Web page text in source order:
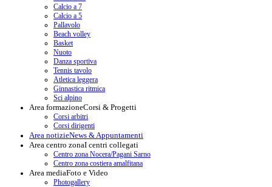
Calcio a 7
Calcio a 5
Pallavolo
Beach volley
Basket
Nuoto
Danza sportiva
Tennis tavolo
Atletica leggera
Ginnastica ritmica
Sci alpino
Area formazioneCorsi & Progetti
Corsi arbitri
Corsi dirigenti
Area notizieNews & Appuntamenti
Area centro zonaI centri collegati
Centro zona Nocera/Pagani Sarno
Centro zona costiera amalfitana
Area mediaFoto e Video
Photogallery